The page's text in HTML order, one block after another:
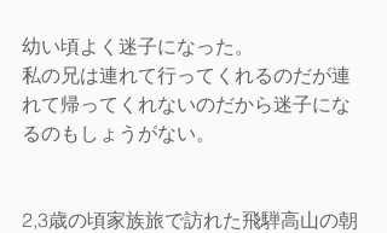
幼い頃よく迷子になった。
私の兄は連れて行ってくれるのだが連
れて帰ってくれないのだから迷子にな
るのもしょうがない。
2,3歳の頃家族旅で訪れた飛騨高山の朝